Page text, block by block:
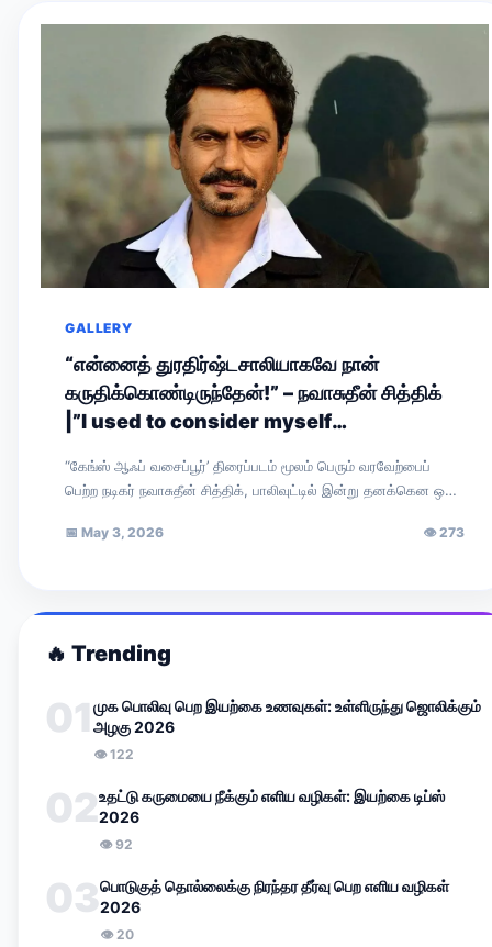
GALLERY
“என்னைத் துரதிர்ஷ்டசாலியாகவே நான்
கருதிக்கொண்டிருந்தேன்!” – நவாசுதீன் சித்திக்
|”I used to consider myself
“கேங்ஸ் ஆஃப் வசைப்பூர்’ திரைப்படம் மூலம் பெரும் வரவேற்பைப்
பெற்ற நடிகர் நவாசுதீன் சித்திக், பாலிவுட்டில் இன்று தனக்கென ஒரு
📅 May 3, 2026 👁273
🔥 Trending
01 முக பொலிவு பெற இயற்கை உணவுகள்: உள்ளிருந்து ஜொலிக்கும்
அழகு 2026
👁122
02உதட்டு கருமையை நீக்கும் எளிய வழிகள்: இயற்கை டிப்ஸ்
2026
👁92
03பொடுகுத் தொல்லைக்கு நிரந்தர தீர்வு பெற எளிய வழிகள்
2026
👁20